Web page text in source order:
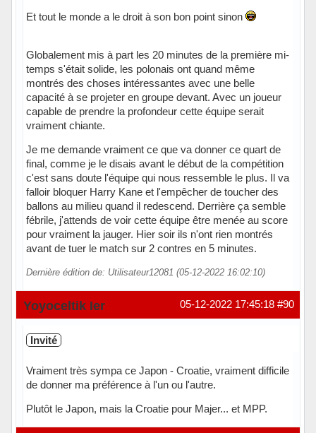
Et tout le monde a le droit à son bon point sinon
Globalement mis à part les 20 minutes de la première mi-
temps s'était solide, les polonais ont quand même
montrés des choses intéressantes avec une belle
capacité à se projeter en groupe devant. Avec un joueur
capable de prendre la profondeur cette équipe serait
vraiment chiante.
Je me demande vraiment ce que va donner ce quart de
final, comme je le disais avant le début de la compétition
c'est sans doute l'équipe qui nous ressemble le plus. Il va
falloir bloquer Harry Kane et l'empêcher de toucher des
ballons au milieu quand il redescend. Derrière ça semble
fébrile, j'attends de voir cette équipe être menée au score
pour vraiment la jauger. Hier soir ils n'ont rien montrés
avant de tuer le match sur 2 contres en 5 minutes.
Dernière édition de: Utilisateur12081 (05-12-2022 16:02:10)
#90
05-12-2022 17:45:18
Yoyoceltik Ier
Invité
Vraiment très sympa ce Japon - Croatie, vraiment difficile
de donner ma préférence à l'un ou l'autre.
Plutôt le Japon, mais la Croatie pour Majer... et MPP.